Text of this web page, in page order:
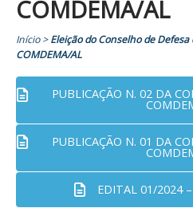
COMDEMA/AL
Início>Eleição do Conselho de
COMDEMA/AL
PUBLICAÇÃO N. 02 DA
PUBLICAÇÃO N. 01 DA
EDITAL 01/2024